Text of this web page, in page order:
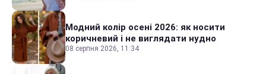
Модний колір осені 2026: як носити
коричневий і не виглядати нудно
08 серпня 2026, 11:34